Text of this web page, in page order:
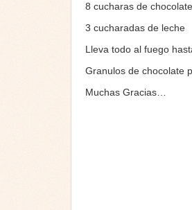
8 cucharas de
3 cucharadas de leche
Lleva todo al fuego
Granulos de chocolate
Muchas Gracias…